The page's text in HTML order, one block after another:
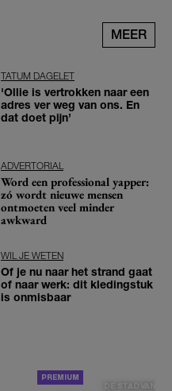
MEER
TATUM DAGELET
'Ollie is vertrokken naar een
adres ver weg van ons. En
dat doet pijn’
ADVERTORIAL
Word een professional yapper:
zó wordt nieuwe mensen
ontmoeten veel minder
awkward
WIL JE WETEN
Of je nu naar het strand gaat
of naar werk: dit kledingstuk
is onmisbaar
DE STAD VAN